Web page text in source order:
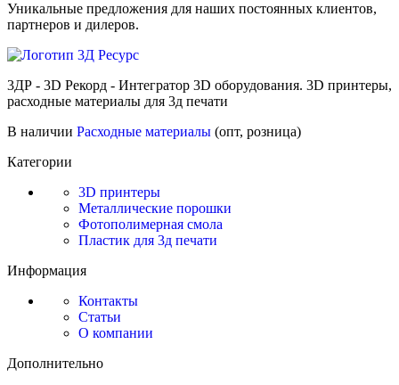
Уникальные предложения для наших постоянных клиентов,
партнеров и дилеров.
3ДР - 3D Рекорд - Интегратор 3D оборудования. 3D принтеры,
расходные материалы для 3д печати
В наличии Расходные материалы (опт, розница)
Категории
3D принтеры
Металлические порошки
Фотополимерная смола
Пластик для 3д печати
Информация
Контакты
Статьи
О компании
Дополнительно